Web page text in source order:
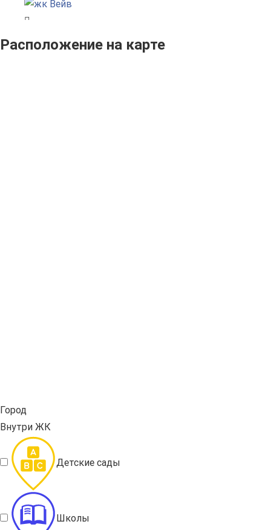
Расположение на карте
Город
Внутри ЖК
Детские сады
Школы